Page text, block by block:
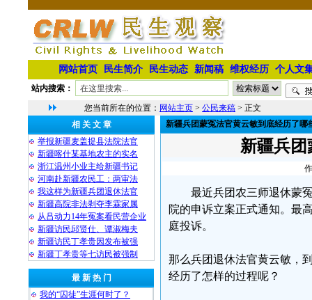
网站首页 民生简介 民生动态 新闻稿 维权经历 个人文
站内搜索：
您当前所在的位置： 网站主页 > 公民来稿 > 正文
相 关 文 章
举报新疆麦盖提县法院法官
新疆喀什某基地农主的实名
浙江温州小业主给新疆书记
河南赴新疆农民工：两审法
我这样为新疆兵团退休法官
新疆高院非法剥夺李霖家属
从吕动力14年冤案看民营企业
新疆访民邱贤仕、谭淑梅夫
新疆访民丁孝贵因发布被强
新疆丁孝贵等七访民被强制
最 新 热 门
我的“囚徒”生涯何时了？
新疆兵团蒙冤法官黄云敏到底经历了哪
新疆兵
最近兵团农三师退休蒙
院的申诉立案正式通知。最
庭投诉。
那么兵团退休法官黄云敏，
经历了怎样的过程呢？